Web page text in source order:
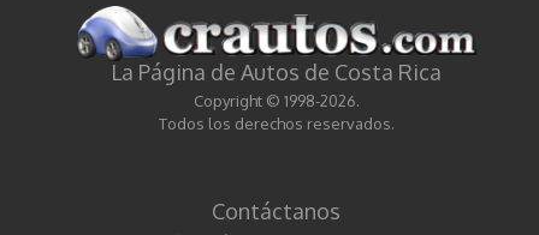
La Página de Autos de Costa Rica
Copyright © 1998-2026.
Todos los derechos reservados.
Contáctanos